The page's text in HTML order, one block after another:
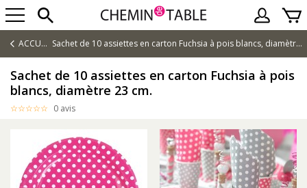
ACCUEIL Sachet de 10 assiettes en carton Fuchsia à pois blancs, diamètre 23 cm.
Sachet de 10 assiettes en carton Fuchsia à pois
blancs, diamètre 23 cm.
0 avis